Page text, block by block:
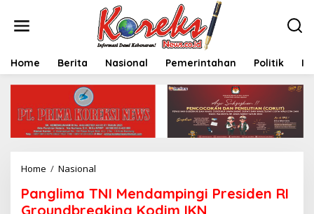
Home Berita Nasional Pemerintahan Politik
Home / Nasional
n
g
Panglima TNI Mendampingi Presiden RI
Groundbreaking Kodim IKN